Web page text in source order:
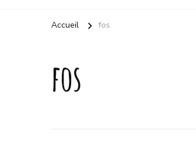
Accueil fos
fos